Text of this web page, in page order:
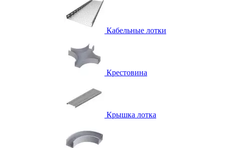
Кабельные лотки
Крестовина
Крышка лотка